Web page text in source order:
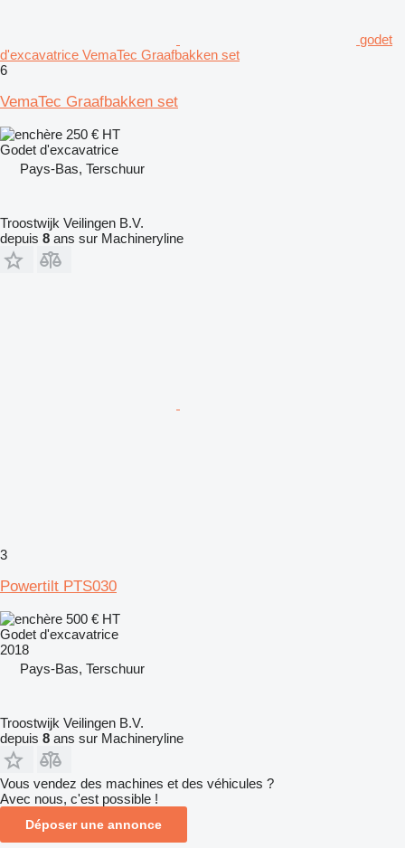
godet
d'excavatrice VemaTec Graafbakken set
6
VemaTec Graafbakken set
250 € HT
Godet d'excavatrice
Pays-Bas, Terschuur
Troostwijk Veilingen B.V.
depuis 8 ans sur Machineryline
3
Powertilt PTS030
500 € HT
Godet d'excavatrice
2018
Pays-Bas, Terschuur
Troostwijk Veilingen B.V.
depuis 8 ans sur Machineryline
Vous vendez des machines et des véhicules ?
Avec nous, c'est possible !
Déposer une annonce